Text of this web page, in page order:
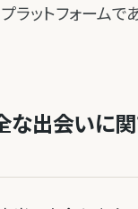
ラットフォームで
な出会いに関